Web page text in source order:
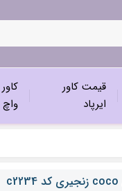
قیمت کاور
ایرپاد
واچ